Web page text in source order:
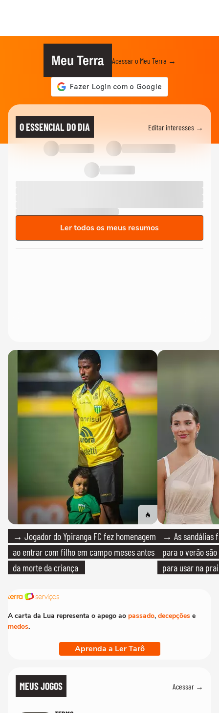
Meu Terra Acessar o Meu Terra →
O ESSENCIAL DO DIA Editar interesses →
Ler todos os meus resumos
→ Jogador do Ypiranga FC fez homenagem
ao entrar com filho em campo meses antes
da morte da criança
→ As sandálias
para o verão
para usar na
A carta da Lua representa o apego ao passado, decepções e
medos.
Aprenda a Ler Tarô
MEUS JOGOS Acessar →